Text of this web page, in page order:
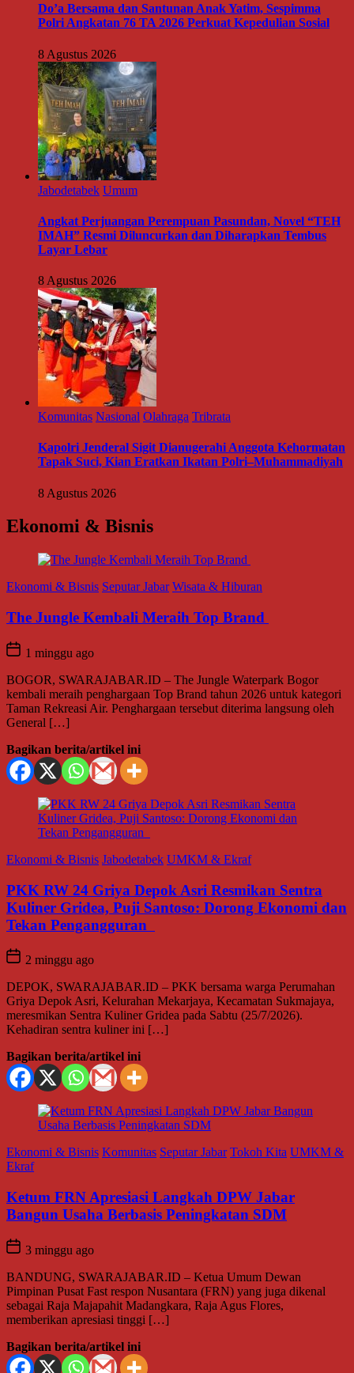
Do’a Bersama dan Santunan Anak Yatim, Sespimma
Polri Angkatan 76 TA 2026 Perkuat Kepedulian Sosial
8 Agustus 2026
Jabodetabek Umum
Angkat Perjuangan Perempuan Pasundan, Novel “TEH
IMAH” Resmi Diluncurkan dan Diharapkan Tembus
Layar Lebar
8 Agustus 2026
Komunitas Nasional Olahraga Tribrata
Kapolri Jenderal Sigit Dianugerahi Anggota Kehormatan
Tapak Suci, Kian Eratkan Ikatan Polri–Muhammadiyah
8 Agustus 2026
Ekonomi & Bisnis
Jabar Wisata & Hiburan
Meraih Top Brand
– The Jungle Waterpark Bogor
Top Brand tahun 2026 untuk kategori
tersebut diterima langsung oleh
ini
UMKM & Ekraf
Depok Asri Resmikan Sentra
Santoso: Dorong Ekonomi dan
– PKK bersama warga Perumahan
Mekarjaya, Kecamatan Sukmajaya,
Gridea pada Sabtu (25/7/2026).
ini […]
ini
Seputar Jabar Tokoh Kita UMKM &
Langkah DPW Jabar
Peningkatan SDM
– Ketua Umum Dewan
Nusantara (FRN) yang juga dikenal
Madangkara, Raja Agus Flores,
tinggi […]
ini